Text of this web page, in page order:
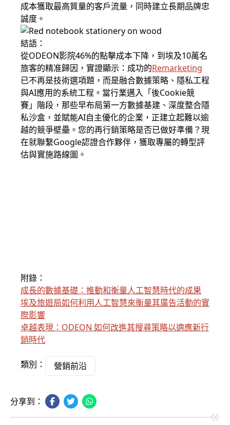
成本獲取最高質量的客戶流量，同時建立長期品牌忠
誠度。
結語：
從ODEON影院46%的點擊成本下降，到埃及10萬名
旅客的精准歸因，實證顯示：成功的Remarketing
已不再是技術選項題，而是融合數據策略、隱私工程
與AI應用的系統工程。當行業邁入「後Cookie競
賽」階段，那些早布局第一方數據基建、深度整合隱
私沙盒，並賦能AI自主優化的企業，正建立起難以逾
越的競爭壁壘。您的再行銷策略是否已做好準備？現
在就聯繫Google認證合作夥伴，獲取專屬的轉型評
估與實施路線圖。
附錄：
成長的數據基礎：推動和衡量人工智慧時代的成果
埃及旅遊局如何利用人工智慧來衡量其廣告活動的實
際影響
卓越表現：ODEON 如何改進其搜尋策略以適應新行
銷時代
類別： 營銷前沿
分享到：